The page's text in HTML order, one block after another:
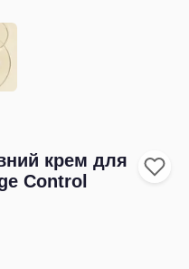
крем для
Control